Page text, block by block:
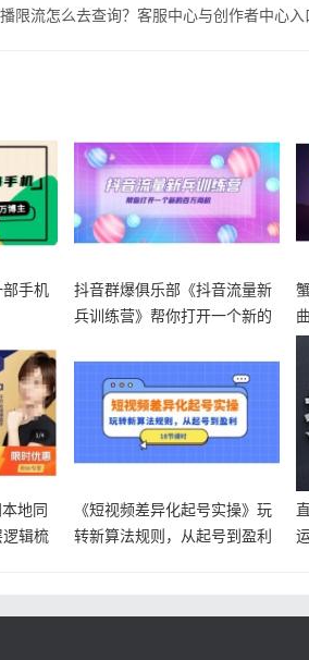
限流怎么去查询？客服中心与创作者中心
部手机
抖音群爆俱乐部《抖音流量新
兵训练营》帮你打开一个新的
地同
辑梳
《短视频差异化起号实操》玩
转新算法规则，从起号到盈利